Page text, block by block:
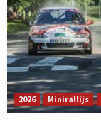
2026 Minirallijs